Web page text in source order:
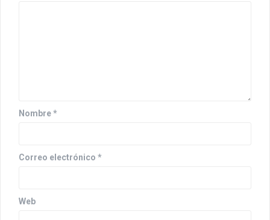
e
t
r
a
d
Nombre*
Correo electrónico *
Web